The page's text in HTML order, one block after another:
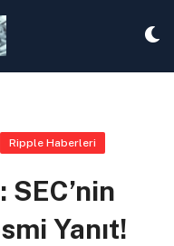
Ripple Haberleri
SEC’nin
Yanıt!